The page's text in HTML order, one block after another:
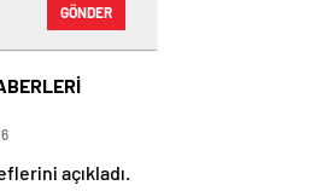
GÖNDER
açıkladı.